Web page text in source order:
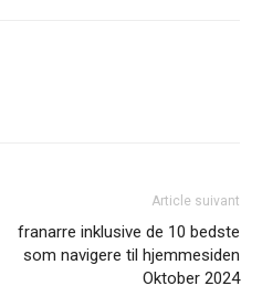
Article suivant
franarre inklusive de 10 bedste
som navigere til hjemmesiden
Oktober 2024